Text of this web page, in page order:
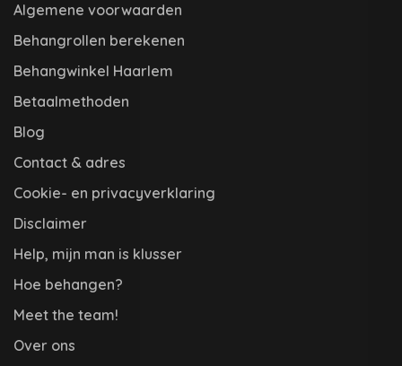
Algemene voorwaarden
Behangrollen berekenen
Behangwinkel Haarlem
Betaalmethoden
Blog
Contact & adres
Cookie- en privacyverklaring
Disclaimer
Help, mijn man is klusser
Hoe behangen?
Meet the team!
Over ons